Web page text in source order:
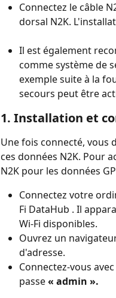
Connectez le câble
dorsal N2K.
Il est également
comme système de
exemple suite à la
secours peut être
1. Installation et
Une fois connecté, vous
ces données N2K. Pour
N2K pour les données
Connectez votre
Fi DataHub . Il
Wi-Fi disponibles.
Ouvrez un
d'adresse.
Connectez-vous
passe « admin ».